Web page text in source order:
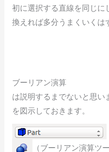
初に選択する直線を同じ
換えれば多分うまくいくは
ブーリアン演算
は説明するまでないと思
を図示しておきます。
（ブーリアン演算ツー